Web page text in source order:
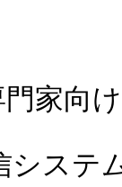
家向
システ